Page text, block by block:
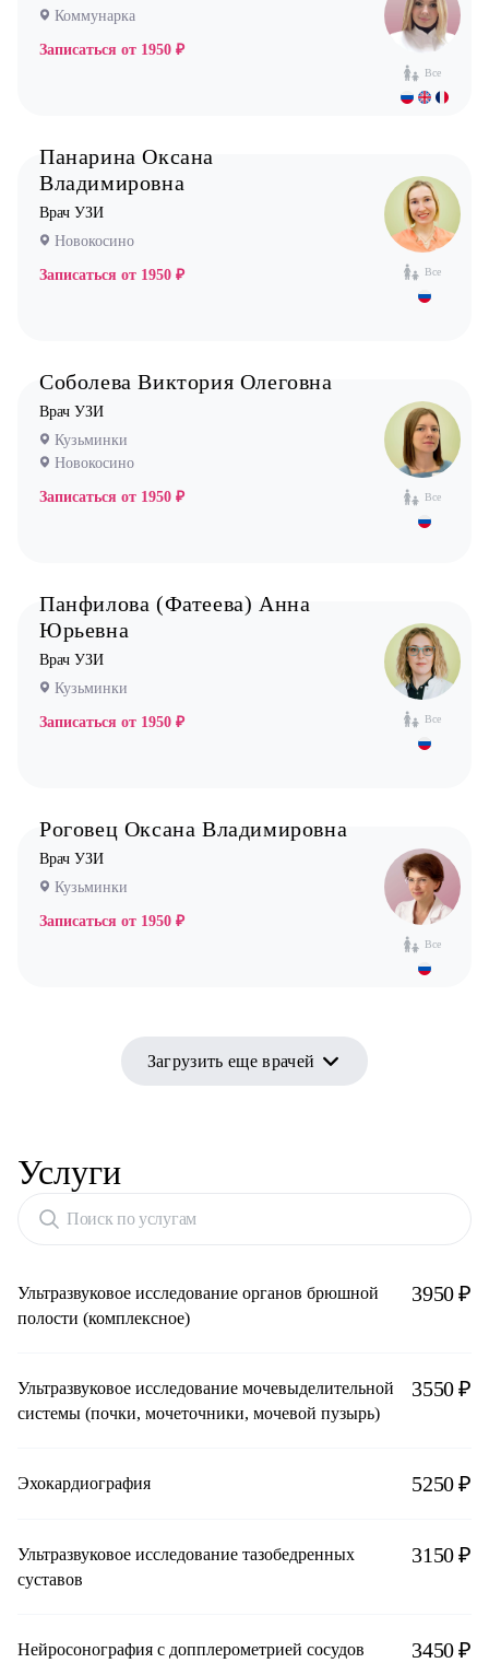
Все
Коммунарка
Записаться от 1950 ₽
Все
Панарина Оксана
Владимировна
Врач УЗИ
Новокосино
Записаться от 1950 ₽
Все
Соболева Виктория Олеговна
Врач УЗИ
Кузьминки
Новокосино
Записаться от 1950 ₽
Все
Панфилова (Фатеева) Анна
Юрьевна
Врач УЗИ
Кузьминки
Записаться от 1950 ₽
Все
Роговец Оксана Владимировна
Врач УЗИ
Кузьминки
Записаться от 1950 ₽
Загрузить еще врачей
Услуги
Поиск по услугам
Ультразвуковое исследование органов брюшной
полости (комплексное)
3950 ₽
Ультразвуковое исследование мочевыделительной
системы (почки, мочеточники, мочевой пузырь)
3550 ₽
Эхокардиография 5250 ₽
Ультразвуковое исследование тазобедренных
суставов
3150 ₽
Нейросонография с допплерометрией сосудов
3450 ₽